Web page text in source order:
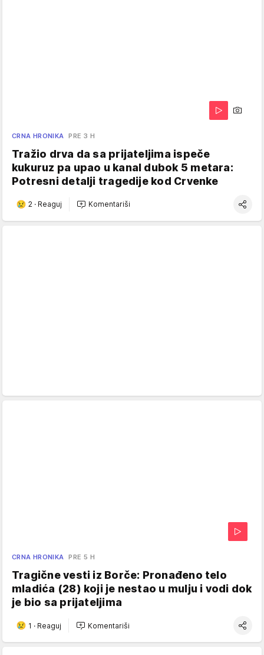
CRNA HRONIKA PRE 3 H
Tražio drva da sa prijateljima ispeče
kukuruz pa upao u kanal dubok 5 metara:
Potresni detalji tragedije kod Crvenke
2 · Reaguj Komentariši
CRNA HRONIKA PRE 5 H
Tragične vesti iz Borče: Pronađeno telo
mladića (28) koji je nestao u mulju i vodi dok
je bio sa prijateljima
1 · Reaguj Komentariši